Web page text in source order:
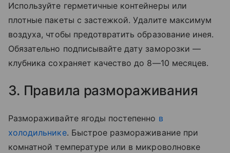
Используйте герметичные контейнеры или
плотные пакеты с застежкой. Удалите максимум
воздуха, чтобы предотвратить образование инея.
Обязательно подписывайте дату заморозки —
клубника сохраняет качество до 8—10 месяцев.
3. Правила размораживания
Размораживайте ягоды постепенно в
холодильнике. Быстрое размораживание при
комнатной температуре или в микроволновке